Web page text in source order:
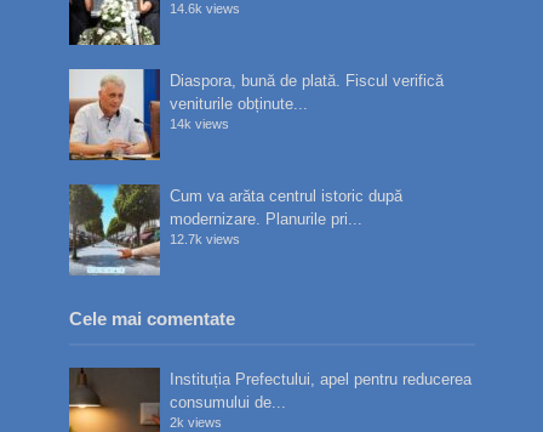
14.6k views
Diaspora, bună de plată. Fiscul verifică
veniturile obținute...
14k views
Cum va arăta centrul istoric după
modernizare. Planurile pri...
12.7k views
Cele mai comentate
Instituția Prefectului, apel pentru reducerea
consumului de...
2k views